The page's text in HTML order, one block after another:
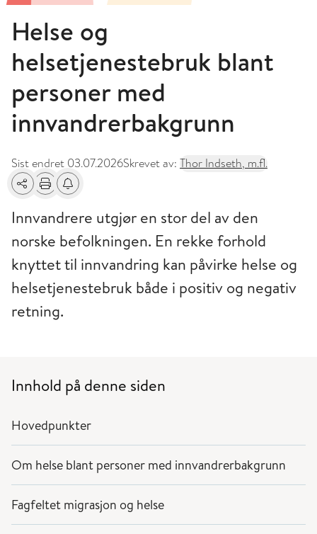
Helse og
helsetjenestebruk blant
personer med
innvandrerbakgrunn
Sist endret 03.07.2026Skrevet av: Thor Indseth, m.fl.
Del Skriv utFå varsel om endringer
Innvandrere utgjør en stor del av den
norske befolkningen. En rekke forhold
knyttet til innvandring kan påvirke helse og
helsetjenestebruk både i positiv og negativ
retning.
Innhold på denne siden
Hovedpunkter
Om helse blant personer med innvandrerbakgrunn
Fagfeltet migrasjon og helse